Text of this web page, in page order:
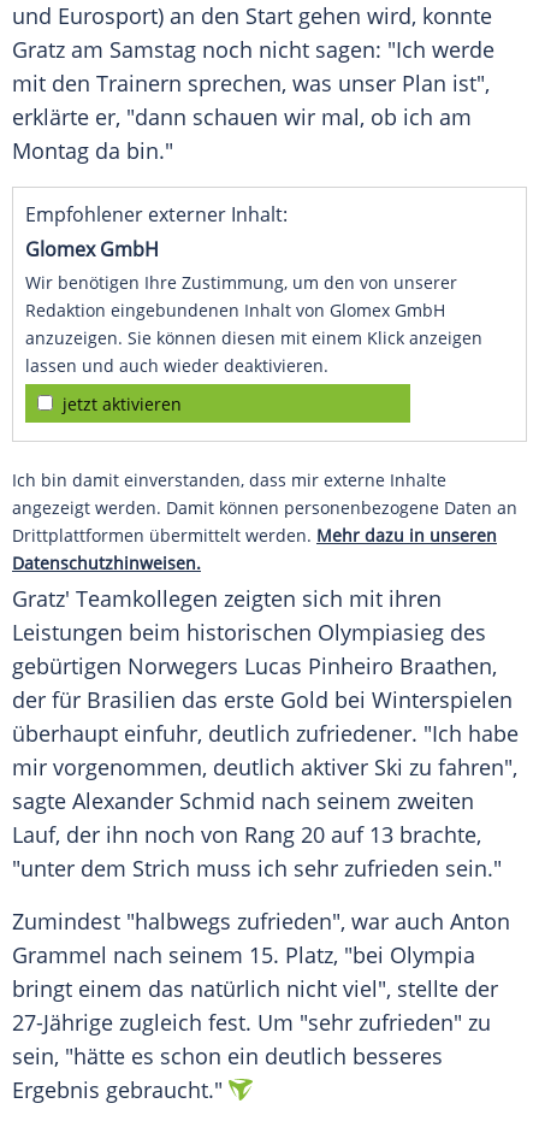
und Eurosport) an den Start gehen wird, konnte
Gratz am Samstag noch nicht sagen: "Ich werde
mit den Trainern sprechen, was unser Plan ist",
erklärte er, "dann schauen wir mal, ob ich am
Montag da bin."
Empfohlener externer Inhalt:
Glomex GmbH
Wir benötigen Ihre Zustimmung, um den von unserer
Redaktion eingebundenen Inhalt von Glomex GmbH
anzuzeigen. Sie können diesen mit einem Klick anzeigen
lassen und auch wieder deaktivieren.
jetzt aktivieren
Ich bin damit einverstanden, dass mir externe Inhalte
angezeigt werden. Damit können personenbezogene Daten an
Drittplattformen übermittelt werden. Mehr dazu in unseren
Datenschutzhinweisen.
Gratz' Teamkollegen zeigten sich mit ihren
Leistungen beim historischen Olympiasieg des
gebürtigen Norwegers Lucas Pinheiro Braathen,
der für Brasilien das erste Gold bei Winterspielen
überhaupt einfuhr, deutlich zufriedener. "Ich habe
mir vorgenommen, deutlich aktiver Ski zu fahren",
sagte Alexander Schmid nach seinem zweiten
Lauf, der ihn noch von Rang 20 auf 13 brachte,
"unter dem Strich muss ich sehr zufrieden sein."
Zumindest "halbwegs zufrieden", war auch Anton
Grammel nach seinem 15. Platz, "bei Olympia
bringt einem das natürlich nicht viel", stellte der
27-Jährige zugleich fest. Um "sehr zufrieden" zu
sein, "hätte es schon ein deutlich besseres
Ergebnis gebraucht."